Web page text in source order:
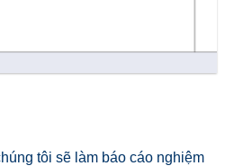
tôi sẽ làm báo cáo nghiệm